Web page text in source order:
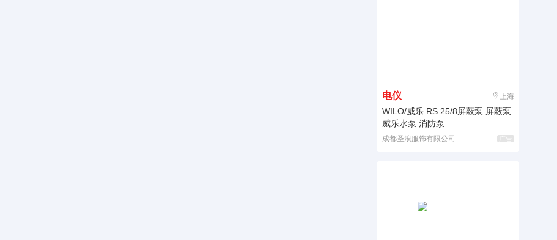
电仪 上海
WILO/威乐 RS 25/8屏蔽泵 屏蔽泵
威乐水泵 消防泵
成都圣浪服饰有限公司 广告